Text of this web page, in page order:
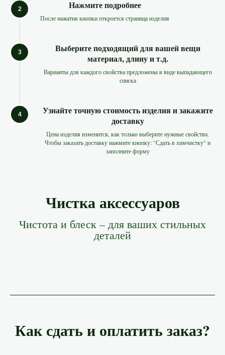
Нажмите подробнее
После нажатия кнопки откроется страница изделия
Выберите подходящий для вашей вещи
материал, длину и т.д.
Варианты для каждого свойства предложены в виде выпадающего
списка
Узнайте точную стоимость изделия и закажите
доставку
Цена изделия изменится, как только выберите нужные свойства.
Чтобы заказать доставку нажмите кнопку: "Сдать в химчистку" и
заполните форму
Чистка аксессуаров
Чистота и блеск – для ваших стильных
деталей
Как сдать и оплатить заказ?